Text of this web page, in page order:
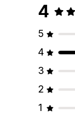
4
5
4
3
2
1